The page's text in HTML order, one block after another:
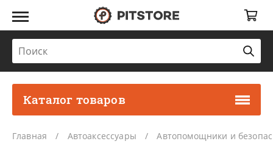
Каталог товаров
Главная Автоаксессуары Автопомощники и